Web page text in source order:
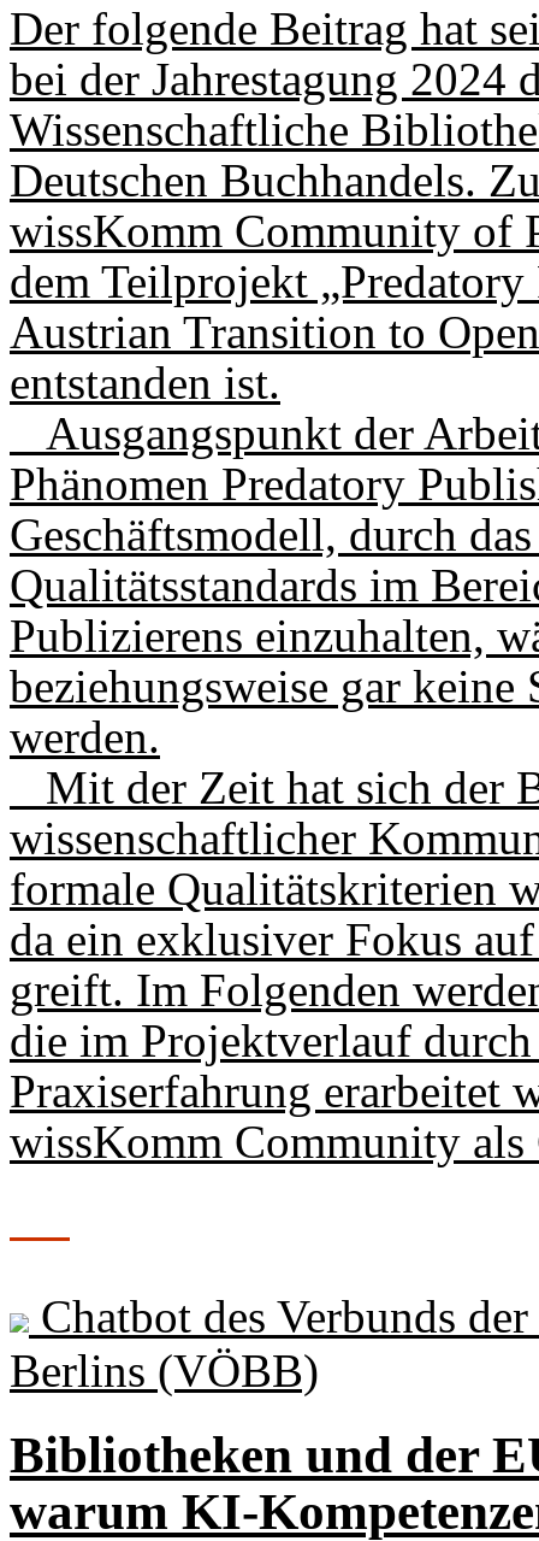
Der folgende Beitrag hat
bei der Jahrestagung 2024
Wissenschaftliche
Deutschen Buchhandels.
wissKomm Community of
dem Teilprojekt
Austrian Transition to
entstanden ist.
Ausgangspunkt der
Phänomen Predatory
Geschäftsmodell, durch
Qualitätsstandards im
Publizierens einzuhalten,
beziehungsweise gar
werden.
Mit der Zeit hat sich der
wissenschaftlicher
formale Qualitätskriterien
da ein exklusiver Fokus
greift. Im Folgenden
die im Projektverlauf
Praxiserfahrung erarbeitet
wissKomm Community
Chatbot des Verbunds
Berlins (VÖBB)
Bibliotheken und der
warum KI-